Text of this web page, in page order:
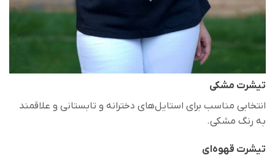
تیشرت مشکی
انتخابی مناسب برای استایل‌های دخترانه و تابستانی و علاقمند
به رنگ مشکی.
تیشرت قهوه‌ای